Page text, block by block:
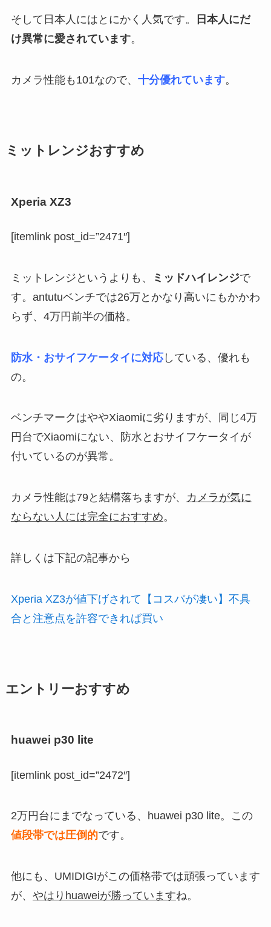
そして日本人にはとにかく人気です。
日本人にだ
け異常に愛されています。
カメラ性能も101なので、 十分優れています。
ミットレンジおすすめ
Xperia XZ3
[itemlink post_id=”2471″]
ミットレンジというよりも、 ミッドハイレンジで
す。antutuベンチでは26万とかなり高いにもかかわ
らず、4万円前半の価格。
防水・おサイフケータイに対応している、優れも
の。
ベンチマークはややXiaomiに劣りますが、同じ4万
円台でXiaomiにない、防水とおサイフケータイが
付いているのが異常。
カメラ性能は79と結構落ちますが、
カメラが気に
ならない人には完全におすすめ。
詳しくは下記の記事から
Xperia XZ3が値下げされて【コスパが凄い】不具
合と注意点を許容できれば買い
エントリーおすすめ
huawei p30 lite
[itemlink post_id=”2472″]
2万円台にまでなっている、huawei p30 lite。この
値段帯では圧倒的です。
他にも、UMIDIGIがこの価格帯では頑張っています
が、 やはりhuaweiが勝っていますね。